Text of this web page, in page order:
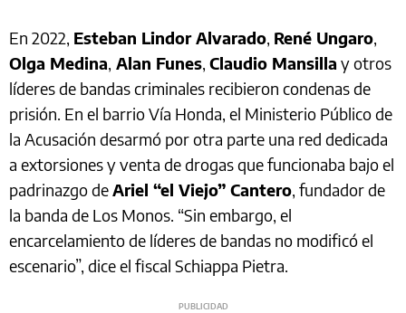
En 2022, Esteban Lindor Alvarado, René Ungaro,
Olga Medina, Alan Funes, Claudio Mansilla y otros
líderes de bandas criminales recibieron condenas de
prisión. En el barrio Vía Honda, el Ministerio Público de
la Acusación desarmó por otra parte una red dedicada
a extorsiones y venta de drogas que funcionaba bajo el
padrinazgo deAriel “el Viejo” Cantero, fundador de
la banda de Los Monos. “Sin embargo, el
encarcelamiento de líderes de bandas no modificó el
escenario”, dice el fiscal Schiappa Pietra.